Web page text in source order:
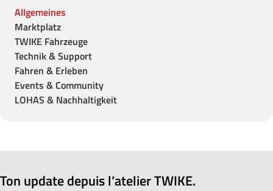
Allgemeines
Marktplatz
TWIKE Fahrzeuge
Technik & Support
Fahren & Erleben
Events & Community
LOHAS & Nachhaltigkeit
Ton update depuis l’atelier TWIKE.